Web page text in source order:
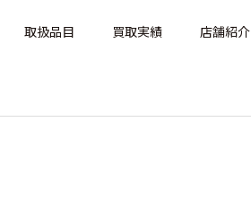
取扱品目 買取実績 店舗紹介